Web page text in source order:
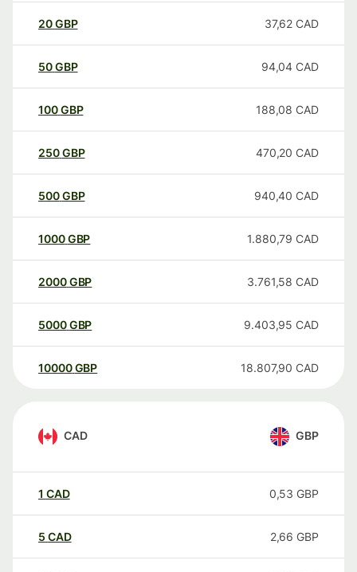
20GBP 37,62 CAD
50GBP 94,04 CAD
100GBP 188,08 CAD
250GBP 470,20 CAD
500GBP 940,40 CAD
1000GBP 1.880,79 CAD
2000GBP 3.761,58 CAD
5000GBP 9.403,95 CAD
10000 GBP 18.807,90 CAD
CAD GBP
1 CAD 0,53 GBP
5 CAD 2,66 GBP